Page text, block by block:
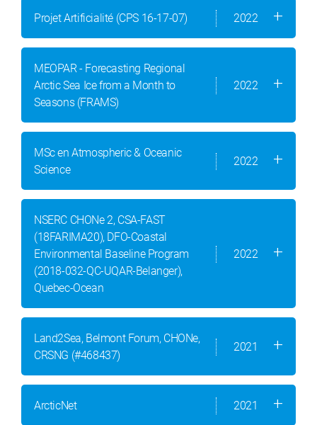
Projet Artificialité (CPS 16-17-07) 2022
MEOPAR - Forecasting Regional
Arctic Sea Ice from a Month to
Seasons (FRAMS)
2022
MSc en Atmospheric & Oceanic
Science
2022
NSERC CHONe 2, CSA-FAST
(18FARIMA20), DFO-Coastal
Environmental Baseline Program
(2018-032-QC-UQAR-Belanger),
Quebec-Ocean
2022
Land2Sea, Belmont Forum, CHONe,
CRSNG (#468437)
2021
ArcticNet 2021